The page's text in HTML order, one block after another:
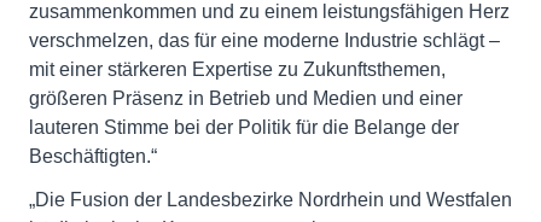
zusammenkommen und zu einem leistungsfähigen Herz
verschmelzen, das für eine moderne Industrie schlägt –
mit einer stärkeren Expertise zu Zukunftsthemen,
größeren Präsenz in Betrieb und Medien und einer
lauteren Stimme bei der Politik für die Belange der
Beschäftigten.“
„Die Fusion der Landesbezirke Nordrhein und Westfalen